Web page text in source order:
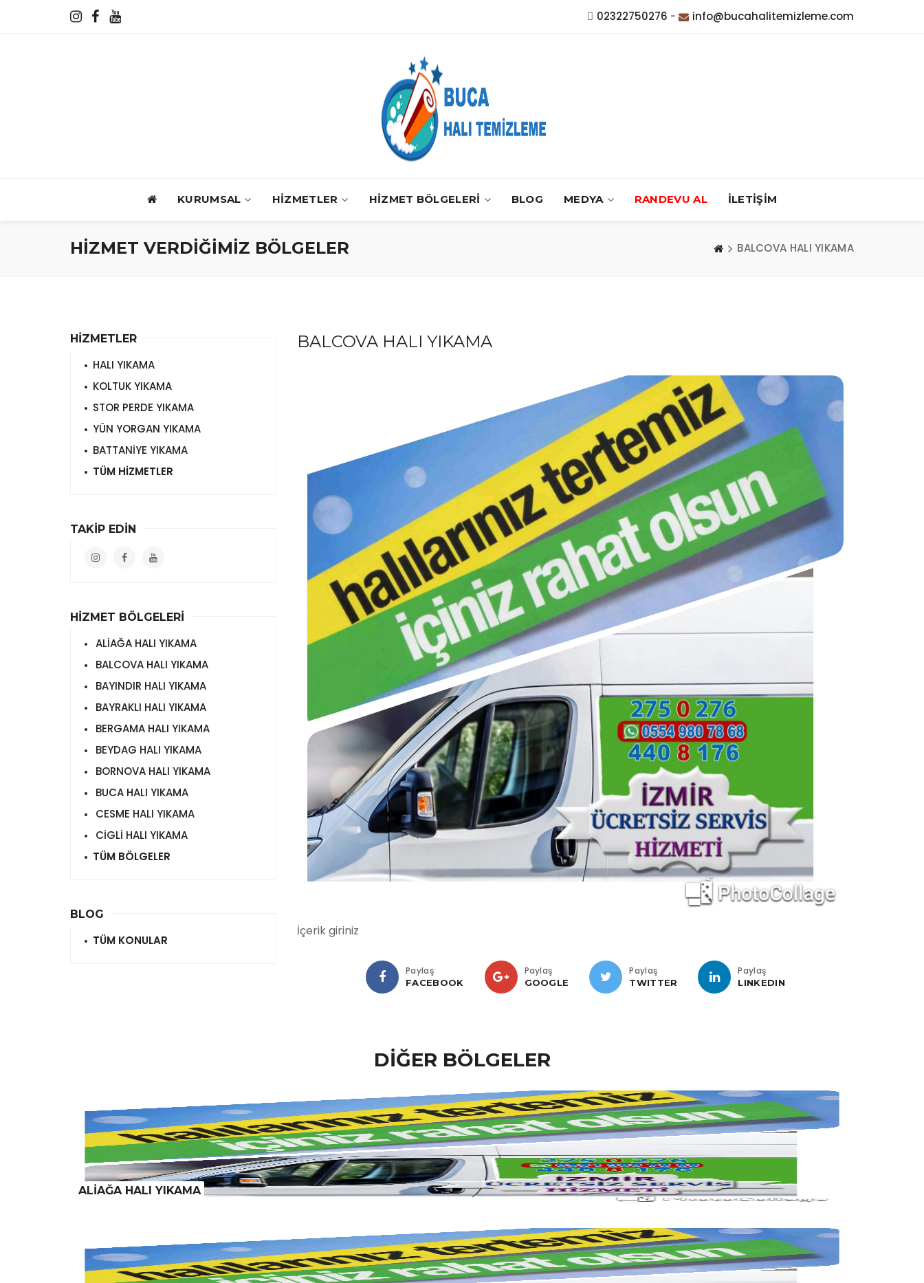
02322750276 - info@bucahalitemizleme.com
KURUMSAL HİZMETLER HİZMET BÖLGELERİ BLOG MEDYA RANDEVU AL İLETİŞİM
HİZMET VERDİĞİMİZ BÖLGELER BALCOVA HALI YIKAMA
BALCOVA HALI YIKAMA
İçerik giriniz
Paylaş
FACEBOOK
Paylaş
GOOGLE
Paylaş
TWITTER
Paylaş
LINKEDIN
HİZMETLER
HALI YIKAMA
KOLTUK YIKAMA
STOR PERDE YIKAMA
YÜN YORGAN YIKAMA
BATTANİYE YIKAMA
TÜM HİZMETLER
TAKİP EDİN
HİZMET BÖLGELERİ
ALİAĞA HALI YIKAMA
BALCOVA HALI YIKAMA
BAYINDIR HALI YIKAMA
BAYRAKLI HALI YIKAMA
BERGAMA HALI YIKAMA
BEYDAG HALI YIKAMA
BORNOVA HALI YIKAMA
BUCA HALI YIKAMA
CESME HALI YIKAMA
CİGLİ HALI YIKAMA
TÜM BÖLGELER
BLOG
TÜM KONULAR
DİĞER BÖLGELER
ALİAĞA HALI YIKAMA